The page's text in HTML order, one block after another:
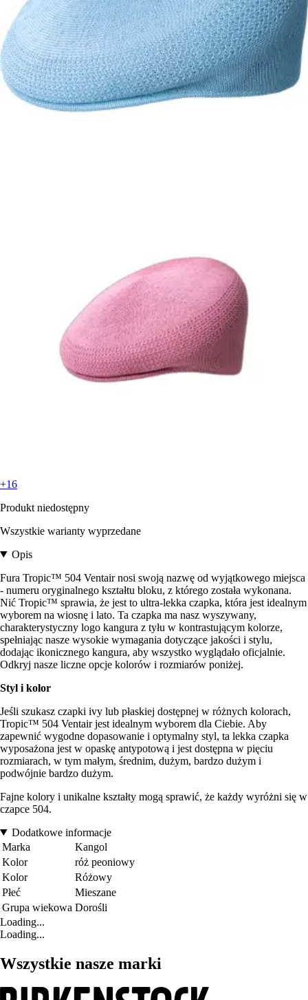
+16
Produkt niedostępny
Wszystkie warianty wyprzedane
Opis
Fura Tropic™ 504 Ventair nosi swoją nazwę od wyjątkowego miejsca
- numeru oryginalnego kształtu bloku, z którego została wykonana.
Nić Tropic™ sprawia, że jest to ultra-lekka czapka, która jest idealnym
wyborem na wiosnę i lato. Ta czapka ma nasz wyszywany,
charakterystyczny logo kangura z tyłu w kontrastującym kolorze,
spełniając nasze wysokie wymagania dotyczące jakości i stylu,
dodając ikonicznego kangura, aby wszystko wyglądało oficjalnie.
Odkryj nasze liczne opcje kolorów i rozmiarów poniżej.
Styl i kolor
Jeśli szukasz czapki ivy lub płaskiej dostępnej w różnych kolorach,
Tropic™ 504 Ventair jest idealnym wyborem dla Ciebie. Aby
zapewnić wygodne dopasowanie i optymalny styl, ta lekka czapka
wyposażona jest w opaskę antypotową i jest dostępna w pięciu
rozmiarach, w tym małym, średnim, dużym, bardzo dużym i
podwójnie bardzo dużym.
Fajne kolory i unikalne kształty mogą sprawić, że każdy wyróżni się w
czapce 504.
Dodatkowe informacje
Marka
Kangol
Kolor
róż peoniowy
Kolor
Różowy
Płeć
Mieszane
Grupa wiekowa Dorośli
Loading...
Loading...
Wszystkie nasze marki